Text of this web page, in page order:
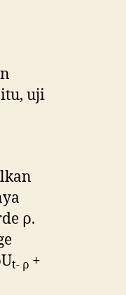
uji
ρ.
t- ρ +